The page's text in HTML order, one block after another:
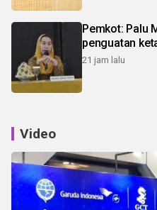
Pemkot: Palu
penguatan
21 jam lalu
Video